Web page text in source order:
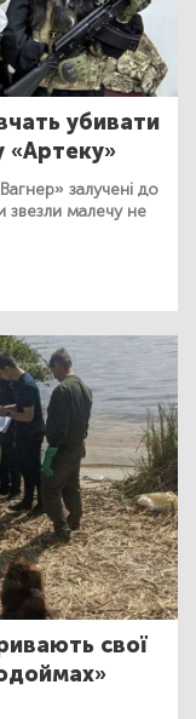
убивати
«Артеку»
залучені до
звезли малечу не
свої